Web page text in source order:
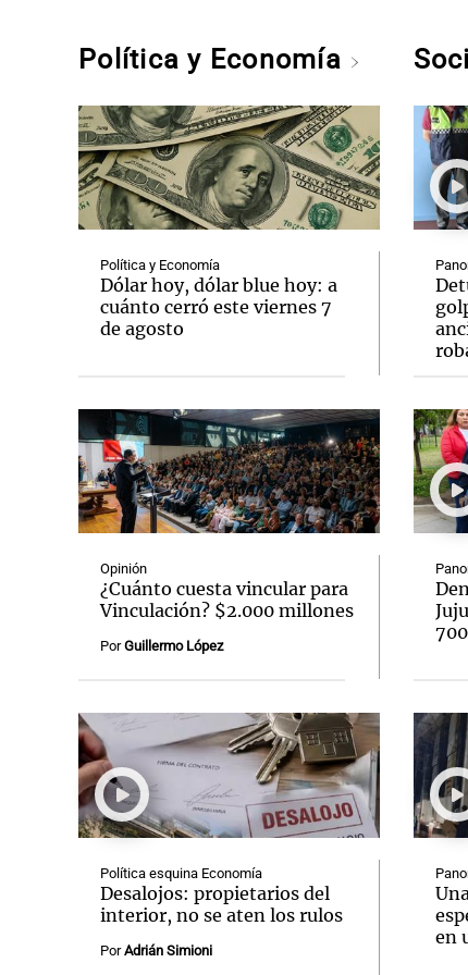
Política y Economía
Política y Economía
Dólar hoy, dólar blue hoy: a
cuánto cerró este viernes 7
de agosto
Opinión
¿Cuánto cuesta vincular para
Vinculación? $2.000 millones
PorGuillermo López
Política esquina Economía
Desalojos: propietarios del
interior, no se aten los rulos
PorAdrián Simioni
en